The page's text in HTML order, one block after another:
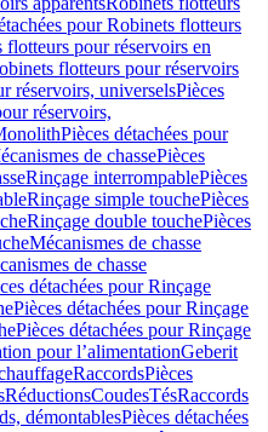
pour Robinets flotteurs
flotteurs pour réservoirs en
flotteurs pour réservoirs
réservoirs, universelsPièces
réservoirs,
Pièces détachées pour
de chassePièces
Rinçage interrompablePièces
Rinçage simple touchePièces
Rinçage double touchePièces
Mécanismes de chasse
de chasse
détachées pour Rinçage
Pièces détachées pour Rinçage
Pièces détachées pour Rinçage
pour l’alimentationGeberit
RaccordsPièces
RéductionsCoudesTésRaccords
démontablesPièces détachées